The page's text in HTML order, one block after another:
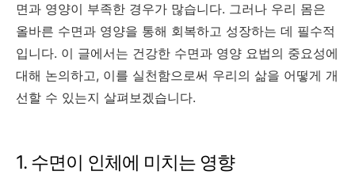
면과 영양이 부족한 경우가 많습니다. 그러나 우리 몸은
올바른 수면과 영양을 통해 회복하고 성장하는 데 필수적
입니다. 이 글에서는 건강한 수면과 영양 요법의 중요성에
대해 논의하고, 이를 실천함으로써 우리의 삶을 어떻게 개
선할 수 있는지 살펴보겠습니다.
1. 수면이 인체에 미치는 영향